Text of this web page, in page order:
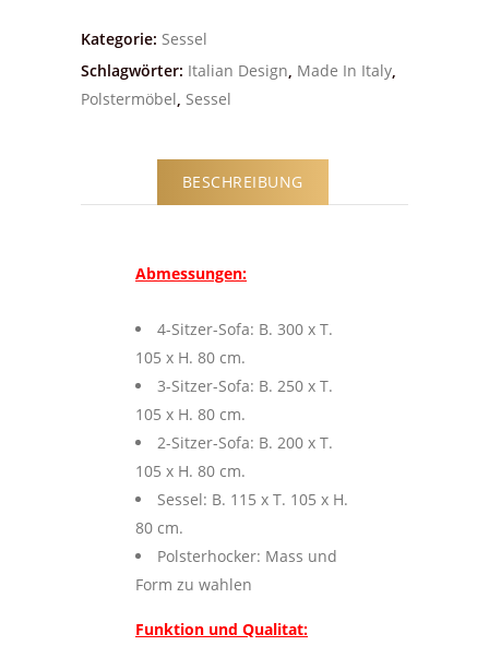
Kategorie: Sessel
Schlagwörter: Italian Design, Made In Italy,
Polstermöbel, Sessel
BESCHREIBUNG
Abmessungen:
4-Sitzer-Sofa: B. 300 x T.
105 x H. 80 cm.
3-Sitzer-Sofa: B. 250 x T.
105 x H. 80 cm.
2-Sitzer-Sofa: B. 200 x T.
105 x H. 80 cm.
Sessel: B. 115 x T. 105 x H.
80 cm.
Polsterhocker: Mass und
Form zu wahlen
Funktion und Qualitat: